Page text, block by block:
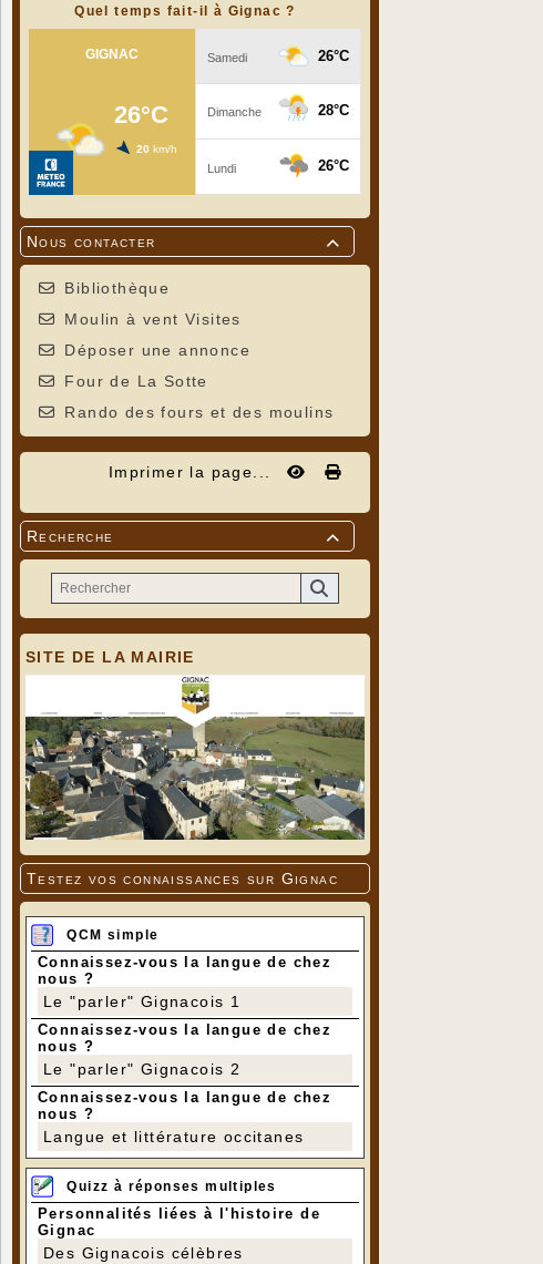
Quel temps fait-il à Gignac ?

Nous contacter
Bibliothèque
Moulin à vent Visites
Déposer une annonce
Four de La Sotte
Rando des fours et des moulins
Imprimer la page...

Recherche
SITE DE LA MAIRIE
Testez vos connaissances sur Gignac
QCM simple
Connaissez-vous la langue de chez
nous ?
Le "parler" Gignacois 1
Connaissez-vous la langue de chez
nous ?
Le "parler" Gignacois 2
Connaissez-vous la langue de chez
nous ?
Langue et littérature occitanes
Quizz à réponses multiples
Personnalités liées à l'histoire de
Gignac
Des Gignacois célèbres